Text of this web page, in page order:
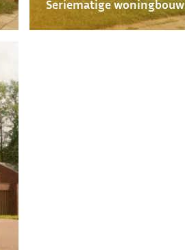
Seriematige woningbouw